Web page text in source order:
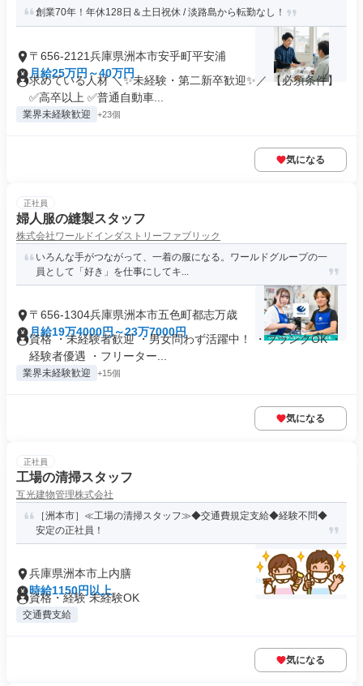
創業70年！年休128日＆土日祝休 / 淡路島から転勤なし！
〒656-2121兵庫県洲本市安乎町平安浦
月給25万円～40万円
求めている人材 ＼✨未経験・第二新卒歓迎✨／ 【必須条件】
✅高卒以上 ✅普通自動車...
業界未経験歓迎 +23個
気になる
正社員
婦人服の縫製スタッフ
株式会社ワールドインダストリーファブリック
いろんな手がつながって、一着の服になる。ワールドグループの一
員として「好き」を仕事にしてキ...
〒656-1304兵庫県洲本市五色町都志万歳
月給19万4000円～23万7000円
資格 ・未経験者歓迎 ・男女問わず活躍中！ ・ブランクOK ・
経験者優遇 ・フリーター...
業界未経験歓迎 +15個
気になる
正社員
工場の清掃スタッフ
互光建物管理株式会社
［洲本市］≪工場の清掃スタッフ≫◆交通費規定支給◆経験不問◆
安定の正社員！
兵庫県洲本市上内膳
時給1150円以上
資格・経験 未経験OK
交通費支給
気になる